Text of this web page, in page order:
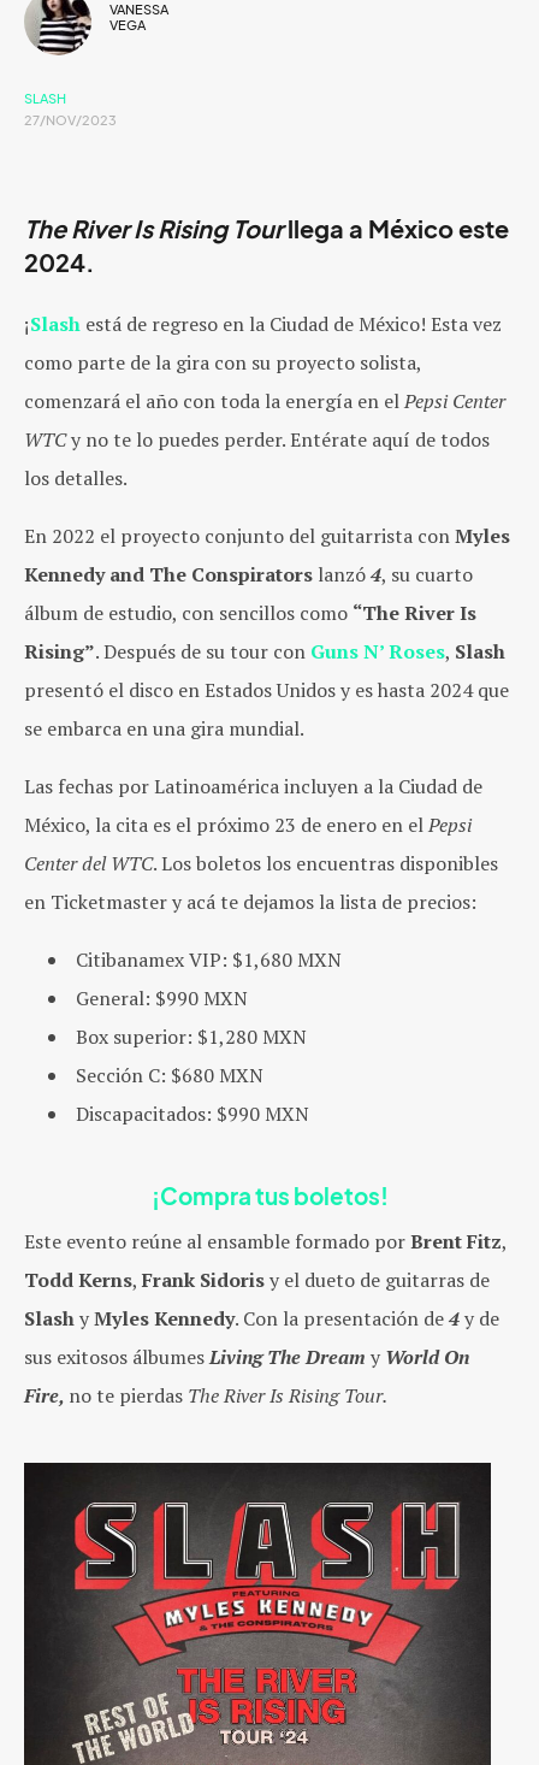
VANESSA
VEGA
SLASH
27/NOV/2023
The River Is Rising Tourllega a México este
2024.
¡Slash está de regreso en la Ciudad de México! Esta vez
como parte de la gira con su proyecto solista,
comenzará el año con toda la energía en elPepsi Center
WTCy no te lo puedes perder. Entérate aquí de todos
los detalles.
En 2022 el proyecto conjunto del guitarrista conMyles
Kennedy and The Conspirators lanzó4, su cuarto
álbum de estudio, con sencillos como “The River Is
Rising”. Después de su tour con Guns N’ Roses, Slash
presentó el disco en Estados Unidos y es hasta 2024 que
se embarca en una gira mundial.
Las fechas por Latinoamérica incluyen a la Ciudad de
México, la cita es el próximo 23 de enero en elPepsi
Center del WTC. Los boletos los encuentras disponibles
en Ticketmaster y acá te dejamos la lista de precios:
Citibanamex VIP: $1,680 MXN
General: $990 MXN
Box superior: $1,280 MXN
Sección C: $680 MXN
Discapacitados: $990 MXN
¡Compra tus boletos!
Este evento reúne al ensamble formado porBrent Fitz,
Todd Kerns, Frank Sidorisy el dueto de guitarras de
SlashyMyles Kennedy. Con la presentación de4y de
sus exitosos álbumesLiving The Dream y World On
Fire, no te pierdas The River Is Rising Tour.